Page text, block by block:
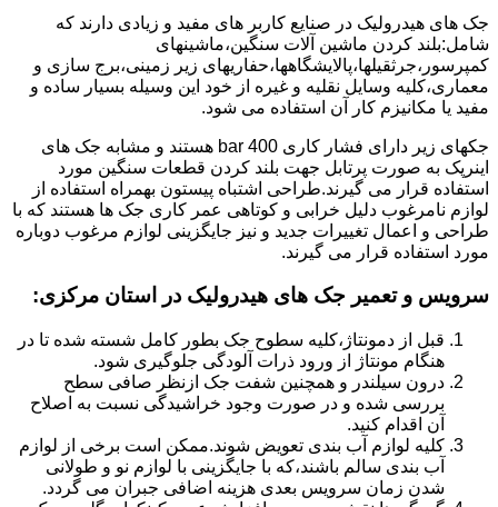
جک های هیدرولیک در صنایع کاربر های مفید و زیادی دارند که
شامل:بلند کردن ماشین آلات سنگین،ماشینهای
کمپرسور،جرثقیلها،پالایشگاهها،حفاریهای زیر زمینی،برج سازی و
معماری،کلیه وسایل نقلیه و غیره از خود این وسیله بسیار ساده و
مفید یا مکانیزم کار آن استفاده می شود.
جکهای زیر دارای فشار کاری 400 bar هستند و مشابه جک های
اینرپک به صورت پرتابل جهت بلند کردن قطعات سنگین مورد
استفاده قرار می گیرند.طراحی اشتباه پیستون بهمراه استفاده از
لوازم نامرغوب دلیل خرابی و کوتاهی عمر کاری جک ها هستند که با
طراحی و اعمال تغییرات جدید و نیز جایگزینی لوازم مرغوب دوباره
مورد استفاده قرار می گیرند.
سرویس و تعمیر جک های هیدرولیک در استان مرکزی:
قبل از دمونتاژ،کلیه سطوح جک بطور کامل شسته شده تا در
هنگام مونتاژ از ورود ذرات آلودگی جلوگیری شود.
درون سیلندر و همچنین شفت جک ازنظر صافی سطح
بررسی شده و در صورت وجود خراشیدگی نسبت به اصلاح
آن اقدام کنید.
کلیه لوازم آب بندی تعویض شوند.ممکن است برخی از لوازم
آب بندی سالم باشند،که با جایگزینی با لوازم نو و طولانی
شدن زمان سرویس بعدی هزینه اضافی جبران می گردد.